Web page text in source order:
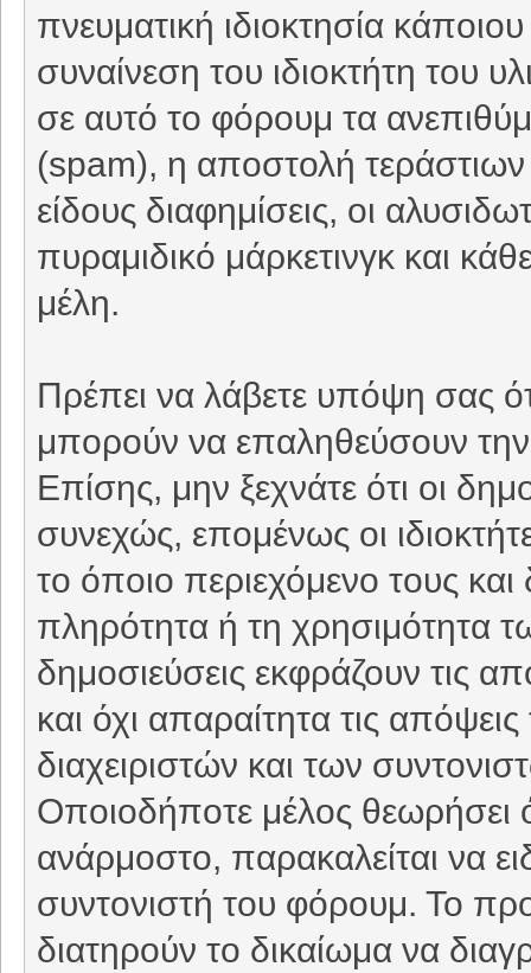
πνευματική ιδιοκτησία
συναίνεση του ιδιοκτήτη του
σε αυτό το φόρουμ τα
(spam), η αποστολή
είδους διαφημίσεις, οι
πυραμιδικό μάρκετινγκ και
μέλη.
Πρέπει να λάβετε υπόψη σας
μπορούν να επαληθεύσουν
Επίσης, μην ξεχνάτε ότι οι
συνεχώς, επομένως οι
το όποιο περιεχόμενο τους και
πληρότητα ή τη χρησιμότητα
δημοσιεύσεις εκφράζουν τις
και όχι απαραίτητα τις
διαχειριστών και των
Οποιοδήποτε μέλος θεωρήσει
ανάρμοστο, παρακαλείται να
συντονιστή του φόρουμ. Το
διατηρούν το δικαίωμα να